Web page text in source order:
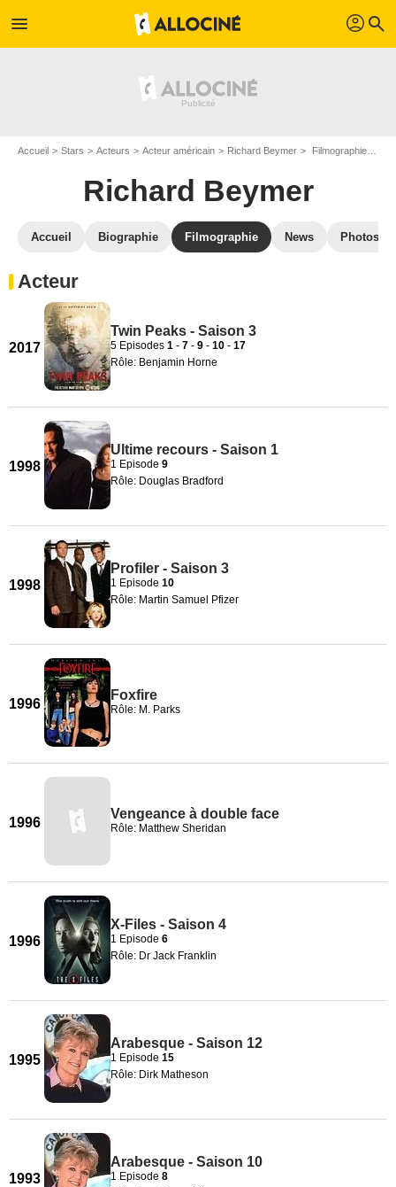
menu profil search
Accueil Stars Acteurs Acteur américain Richard Beymer Filmographie Richard Beymer
Richard Beymer
Accueil Biographie Filmographie News Photos
Acteur
2017
Twin Peaks - Saison 3
5 Episodes 1 - 7 - 9 - 10 - 17
Rôle: Benjamin Horne
1998
Ultime recours - Saison 1
1 Episode 9
Rôle: Douglas Bradford
1998
Profiler - Saison 3
1 Episode 10
Rôle: Martin Samuel Pfizer
1996
Foxfire
Rôle: M. Parks
1996
Vengeance à double face
Rôle: Matthew Sheridan
1996
X-Files - Saison 4
1 Episode 6
Rôle: Dr Jack Franklin
1995
Arabesque - Saison 12
1 Episode 15
Rôle: Dirk Matheson
1993
Arabesque - Saison 10
1 Episode 8